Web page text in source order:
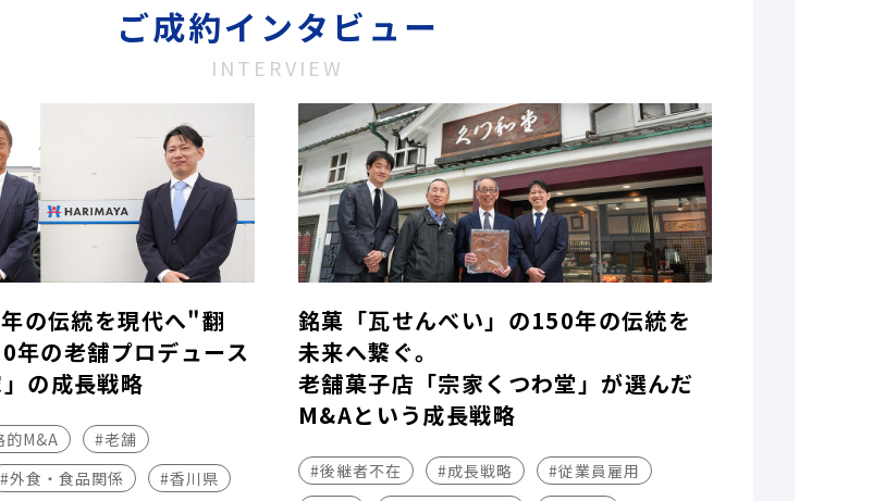
ご成約インタビュー
INTERVIEW
の伝統を現代へ"翻
年の老舗プロデュース
の成長戦略
的M&A
#老舗
#外食・食品関係
#香川県
銘菓「瓦せんべい」の150年の伝統を
未来へ繋ぐ。
老舗菓子店「宗家くつわ堂」が選んだ
M&Aという成長戦略
#後継者不在 #成長戦略
#従業員雇用